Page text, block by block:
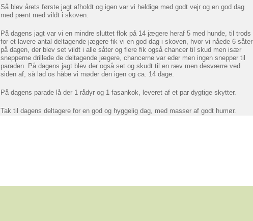
Så blev årets første jagt afholdt og igen var vi heldige med godt vejr og en god dag
med pænt med vildt i skoven.
På dagens jagt var vi en mindre sluttet flok på 14 jægere heraf 5 med hunde, til trods
for et lavere antal deltagende jægere fik vi en god dag i skoven, hvor vi nåede 6 såter
på dagen, der blev set vildt i alle såter og flere fik også chancer til skud men især
snepperne drillede de deltagende jægere, chancerne var eder men ingen snepper til
paraden. På dagens jagt blev der også set og skudt til en ræv men desværre ved
siden af, så lad os håbe vi møder den igen og ca. 14 dage.
På dagens parade lå der 1 rådyr og 1 fasankok, leveret af et par dygtige skytter.
Tak til dagens deltagere for en god og hyggelig dag, med masser af godt humør.